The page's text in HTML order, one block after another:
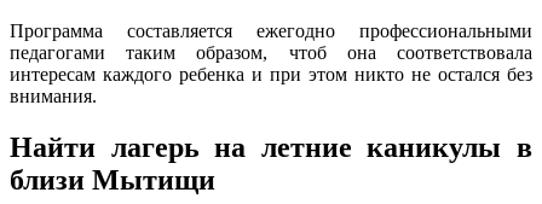
Программа составляется ежегодно профессиональными
педагогами таким образом, чтоб она соответствовала
интересам каждого ребенка и при этом никто не остался без
внимания.
Найти лагерь на летние каникулы в
близи Мытищи